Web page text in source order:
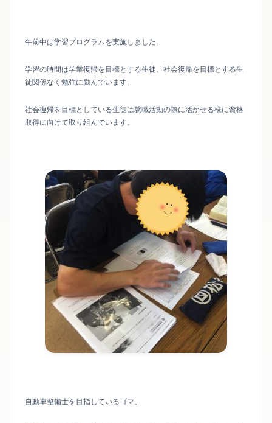
午前中は学習プログラムを実施しました。
学習の時間は学業復帰を目標とする生徒、社会復帰を目標とする生
徒関係なく勉強に励んでいます。
社会復帰を目標としている生徒は就職活動の際に活かせる様に資格
取得に向けて取り組んでいます。
自動車整備士を目指しているゴマ。